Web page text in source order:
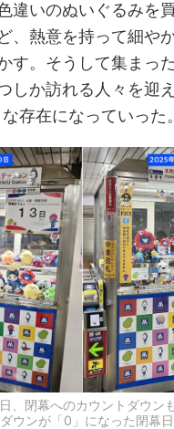
違いのぬいぐるみを
、熱意を持って細や
す。そうして集まっ
しか訪れる人々を迎
存在になっていった。
、閉幕へのカウントダウン
ウンが「0」になった閉幕日